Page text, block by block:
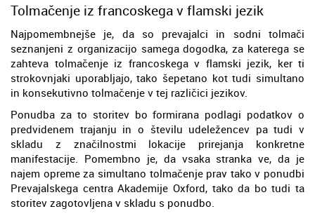
Tolmačenje iz francoskega v flamski jezik
Najpomembnejše je, da so prevajalci in sodni tolmači
seznanjeni z organizacijo samega dogodka, za katerega se
zahteva tolmačenje iz francoskega v flamski jezik, ker ti
strokovnjaki uporabljajo, tako šepetano kot tudi simultano
in konsekutivno tolmačenje v tej različici jezikov.
Ponudba za to storitev bo formirana podlagi podatkov o
predvidenem trajanju in o številu udeležencev pa tudi v
skladu z značilnostmi lokacije prirejanja konkretne
manifestacije. Pomembno je, da vsaka stranka ve, da je
najem opreme za simultano tolmačenje prav tako v ponudbi
Prevajalskega centra Akademije Oxford, tako da bo tudi ta
storitev zagotovljena v skladu s ponudbo.